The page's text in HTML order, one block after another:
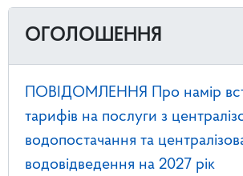
ОГОЛОШЕННЯ
ПОВІДОМЛЕННЯ Про намір
тарифів на послуги з
водопостачання та
водовідведення на 2027 рік